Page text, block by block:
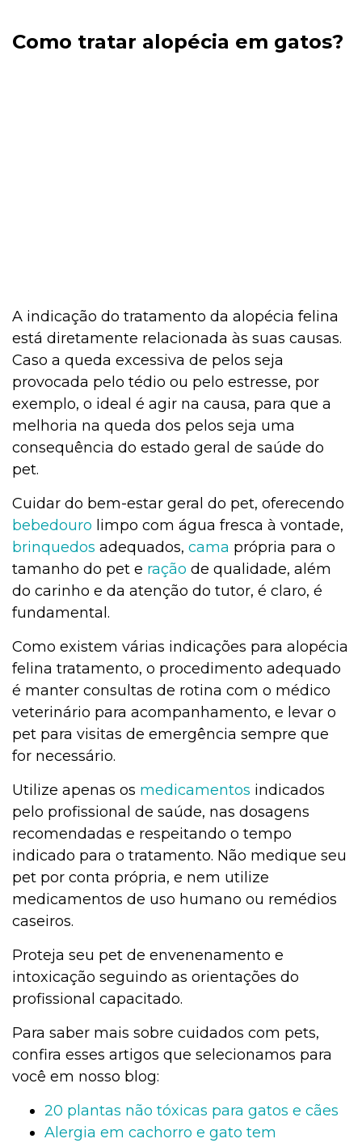
Como tratar alopécia em gatos?
A indicação do tratamento da alopécia felina
está diretamente relacionada às suas causas.
Caso a queda excessiva de pelos seja
provocada pelo tédio ou pelo estresse, por
exemplo, o ideal é agir na causa, para que a
melhoria na queda dos pelos seja uma
consequência do estado geral de saúde do
pet.
Cuidar do bem-estar geral do pet, oferecendo
bebedouro limpo com água fresca à vontade,
brinquedos adequados, cama própria para o
tamanho do pet e ração de qualidade, além
do carinho e da atenção do tutor, é claro, é
fundamental.
Como existem várias indicações para alopécia
felina tratamento, o procedimento adequado
é manter consultas de rotina com o médico
veterinário para acompanhamento, e levar o
pet para visitas de emergência sempre que
for necessário.
Utilize apenas os medicamentos indicados
pelo profissional de saúde, nas dosagens
recomendadas e respeitando o tempo
indicado para o tratamento. Não medique seu
pet por conta própria, e nem utilize
medicamentos de uso humano ou remédios
caseiros.
Proteja seu pet de envenenamento e
intoxicação seguindo as orientações do
profissional capacitado.
Para saber mais sobre cuidados com pets,
confira esses artigos que selecionamos para
você em nosso blog:
20 plantas não tóxicas para gatos e cães
Alergia em cachorro e gato tem